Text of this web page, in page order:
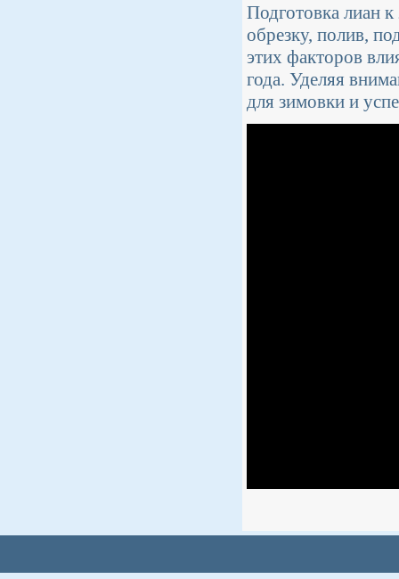
Подготовка лиан
обрезку, полив,
этих факторов
года. Уделяя
для зимовки и